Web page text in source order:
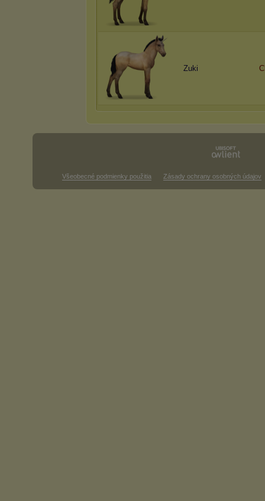
Zuki
Všeobecné podmienky použitia Zásady ochrany osobných údajov